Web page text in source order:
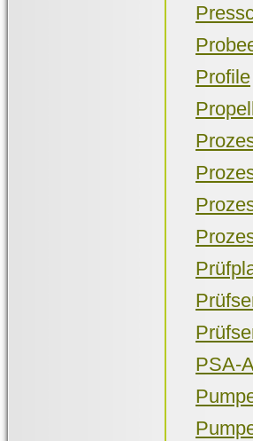
Profile
PSA-